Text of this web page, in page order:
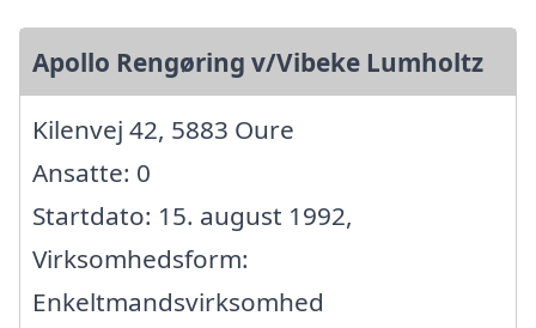
Apollo Rengøring v/Vibeke Lumholtz
Kilenvej 42, 5883 Oure
Ansatte: 0
Startdato: 15. august 1992,
Virksomhedsform:
Enkeltmandsvirksomhed